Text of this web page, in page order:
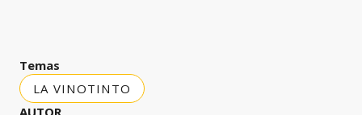
Temas
LA VINOTINTO